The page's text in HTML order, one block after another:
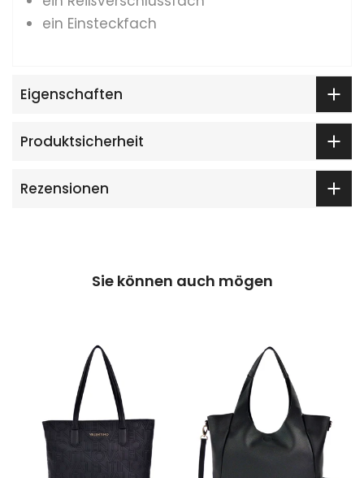
ein Einsteckfach
Eigenschaften
Produktsicherheit
Rezensionen
Sie können auch mögen